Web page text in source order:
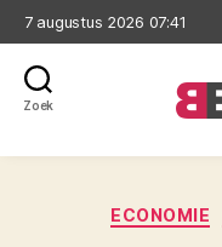
7 augustus 2026 07:41
Zoek
ECONOMIE